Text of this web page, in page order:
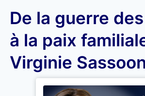
De la guerre
à la paix familiale
Virginie Sassoon